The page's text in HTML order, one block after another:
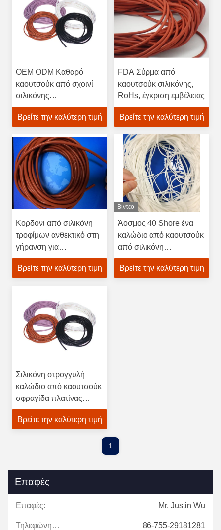
OEM ODM Καθαρό
καουτσούκ από σχοινί
σιλικόνης
Πυροπροστασία για
εξοπλισμό καθαρισμού
Βρείτε την καλύτερη τιμή
FDA Σύρμα από
καουτσούκ σιλικόνης,
RoHs, έγκριση εμβέλειας
Βρείτε την καλύτερη τιμή
Κορδόνι από σιλικόνη
τροφίμων ανθεκτικό στη
γήρανση για
στεγανοποίηση θυρών
και παραθύρων
Βρείτε την καλύτερη τιμή
Βίντεο
Άοσμος 40 Shore ένα
καλώδιο από καουτσούκ
από σιλικόνη
αντιγήρανση
Βρείτε την καλύτερη τιμή
Σιλικόνη στρογγυλή
καλώδιο από καουτσούκ
σφραγίδα πλατίνας
Σκληρωμένη, πυκνότητα
0,08 - 0,35g / cm3
Βρείτε την καλύτερη τιμή
1
Επαφές
Επαφές: Mr. Justin Wu
Τηλεφώνημα: 86-755-29181281